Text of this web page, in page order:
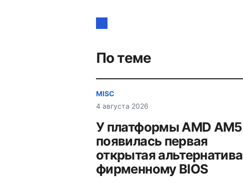
по
записям
По теме
MISC
4 августа 2026
У платформы AMD AM5
появилась первая
открытая альтернатива
фирменному BIOS